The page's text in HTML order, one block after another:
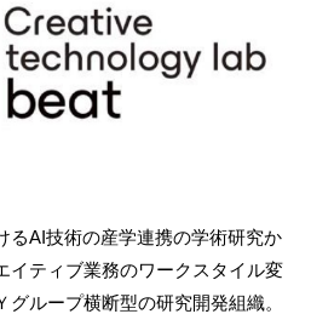
るAI技術の産学連携の学術研究か
イティブ業務のワークスタイル変
ループ横断型の研究開発組織。